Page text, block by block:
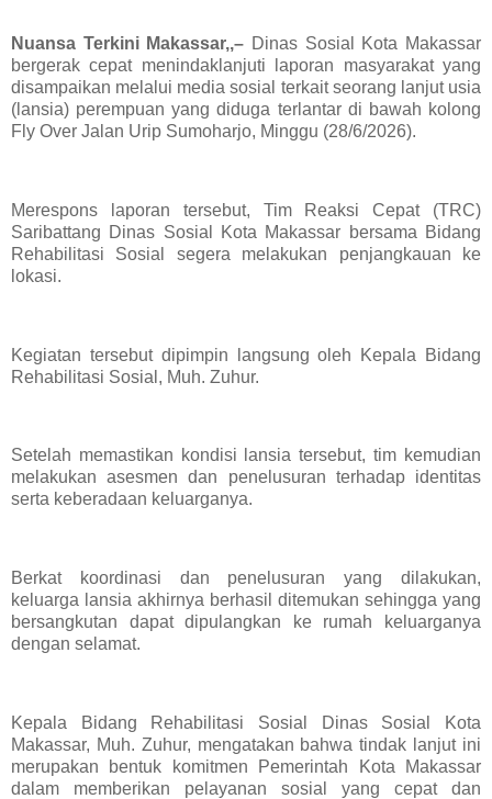
Nuansa Terkini Makassar,,– Dinas Sosial Kota Makassar
bergerak cepat menindaklanjuti laporan masyarakat yang
disampaikan melalui media sosial terkait seorang lanjut usia
(lansia) perempuan yang diduga terlantar di bawah kolong
Fly Over Jalan Urip Sumoharjo, Minggu (28/6/2026).
Merespons laporan tersebut, Tim Reaksi Cepat (TRC)
Saribattang Dinas Sosial Kota Makassar bersama Bidang
Rehabilitasi Sosial segera melakukan penjangkauan ke
lokasi.
Kegiatan tersebut dipimpin langsung oleh Kepala Bidang
Rehabilitasi Sosial, Muh. Zuhur.
Setelah memastikan kondisi lansia tersebut, tim kemudian
melakukan asesmen dan penelusuran terhadap identitas
serta keberadaan keluarganya.
Berkat koordinasi dan penelusuran yang dilakukan,
keluarga lansia akhirnya berhasil ditemukan sehingga yang
bersangkutan dapat dipulangkan ke rumah keluarganya
dengan selamat.
Kepala Bidang Rehabilitasi Sosial Dinas Sosial Kota
Makassar, Muh. Zuhur, mengatakan bahwa tindak lanjut ini
merupakan bentuk komitmen Pemerintah Kota Makassar
dalam memberikan pelayanan sosial yang cepat dan